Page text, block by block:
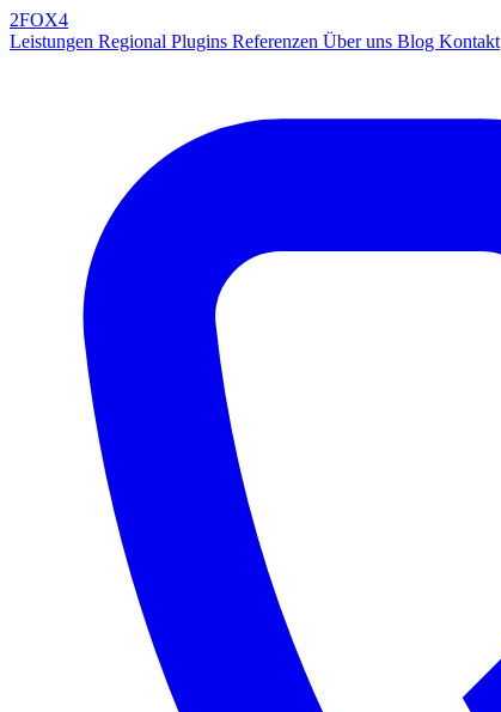
2FOX4
Leistungen Regional Plugins Referenzen Über uns Blog Kontakt